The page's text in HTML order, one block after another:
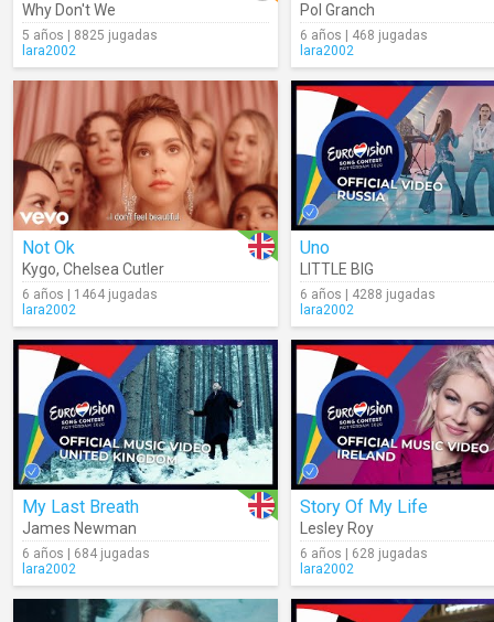
Why Don't We
5 años | 8825 jugadas
lara2002
Pol Granch
6 años | 468 jugadas
lara2002
Not Ok
Kygo, Chelsea Cutler
6 años | 1464 jugadas
lara2002
Uno
LITTLE BIG
6 años | 4288 jugadas
lara2002
My Last Breath
James Newman
6 años | 684 jugadas
lara2002
Story Of My Life
Lesley Roy
6 años | 628 jugadas
lara2002